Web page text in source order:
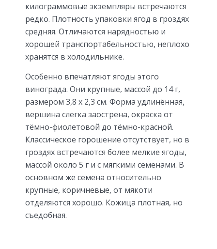
килограммовые экземпляры встречаются
редко. Плотность упаковки ягод в гроздях
средняя. Отличаются нарядностью и
хорошей транспортабельностью, неплохо
хранятся в холодильнике.
Особенно впечатляют ягоды этого
винограда. Они крупные, массой до 14 г,
размером 3,8 х 2,3 см. Форма удлинённая,
вершина слегка заострена, окраска от
тёмно-фиолетовой до тёмно-красной.
Классическое горошение отсутствует, но в
гроздях встречаются более мелкие ягоды,
массой около 5 г и с мягкими семенами. В
основном же семена относительно
крупные, коричневые, от мякоти
отделяются хорошо. Кожица плотная, но
съедобная.